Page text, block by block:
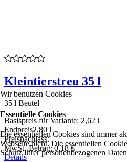
Kleintierstreu 35 l
35 l Beutel
Basispreis für Variante: 2,62 €
Endpreis2,80 €
Preisnachlass:
MwSt.-Betrag:0,18 €
Details
Wir benutzen Cookies
Essentielle Cookies
Die essentiellen Cookies sind immer
Webseite nicht. Die essentiellen
Schutz Ihrer personenbezogenen